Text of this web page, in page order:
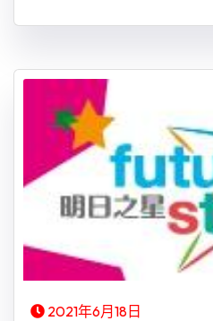
2021年6月18日